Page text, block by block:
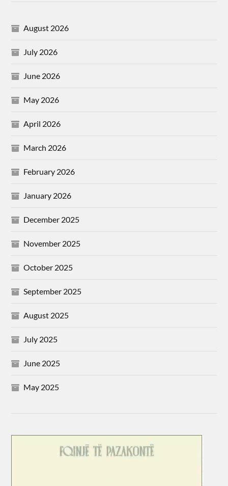
August 2026
July 2026
June 2026
May 2026
April 2026
March 2026
February 2026
January 2026
December 2025
November 2025
October 2025
September 2025
August 2025
July 2025
June 2025
May 2025